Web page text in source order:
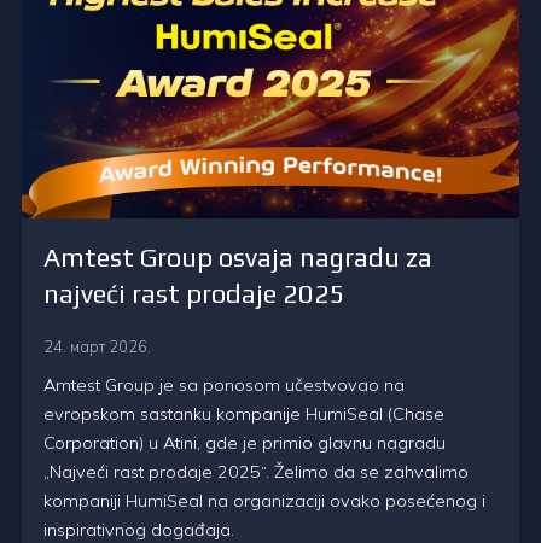
Amtest Group osvaja nagradu za
najveći rast prodaje 2025
24. март 2026.
Amtest Group je sa ponosom učestvovao na
evropskom sastanku kompanije HumiSeal (Chase
Corporation) u Atini, gde je primio glavnu nagradu
„Najveći rast prodaje 2025“. Želimo da se zahvalimo
kompaniji HumiSeal na organizaciji ovako posećenog i
inspirativnog događaja.